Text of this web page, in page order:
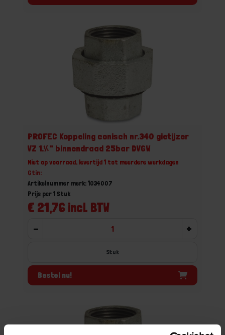
PROFEC Koppeling conisch nr.340 gietijzer
VZ 1.¼" binnendraad 25bar DVGW
Niet op voorraad, levertijd 1 tot meerdere werkdagen
Gtin:
Artikelnummer merk: 1034007
€ 21,76 incl. BTW
Prijs per 1 Stuk
- +
Stuk
Bestel nu!